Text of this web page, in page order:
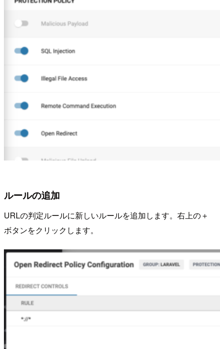
ルールの追加
URLの判定ルールに新しいルールを追加します。右上の＋
ボタンをクリックします。